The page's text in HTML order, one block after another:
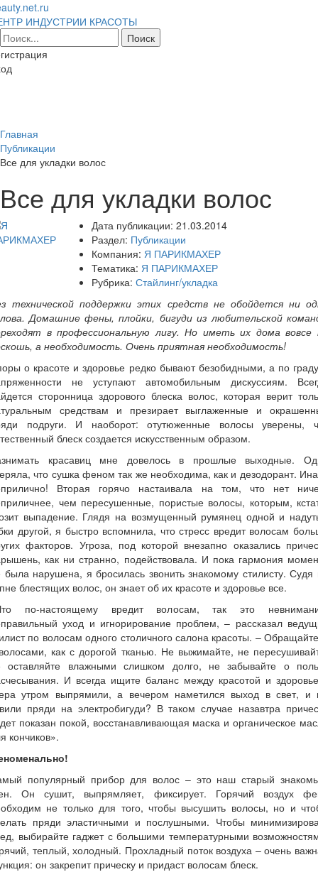
ИНДУСТРИИ КРАСОТЫ
Главная
Публикации
Все для укладки волос
Все для укладки волос
Дата публикации: 21.03.2014
Раздел: Публикации
Компания: Я ПАРИКМАХЕР
Тематика: Я ПАРИКМАХЕР
Рубрика: Стайлинг/укладка
технической поддержки этих средств не обойдется ни
Домашние фены, плойки, бигуди из любительской
в профессиональную лигу. Но иметь их дома вовсе
а необходимость. Очень приятная необходимость!
о красоте и здоровье редко бывают безобидными, а по
не уступают автомобильным дискуссиям.
сторонница здорового блеска волос, которая верит
средствам и презирает выглаженные и
подруги. И наоборот: отутюженные волосы уверены,
блеск создается искусственным образом.
красавиц мне довелось в прошлые выходные.
что сушка феном так же необходима, как и дезодорант.
Вторая горячо настаивала на том, что нет
чем пересушенные, пористые волосы, которым,
выпадение. Глядя на возмущенный румянец одной и
другой, я быстро вспомнила, что стресс вредит волосам
факторов. Угроза, под которой внезапно оказались
как ни странно, подействовала. И пока гармония
была нарушена, я бросилась звонить знакомому стилисту. Судя
блестящих волос, он знает об их красоте и здоровье все.
по-настоящему вредит волосам, так это
уход и игнорирование проблем, – рассказал
по волосам одного столичного салона красоты. –
как с дорогой тканью. Не выжимайте, не
оставляйте влажными слишком долго, не забывайте о
И всегда ищите баланс между красотой и
утром выпрямили, а вечером наметился выход в свет, и
пряди на электробигуди? В таком случае назавтра
показан покой, восстанавливающая маска и органическое
кончиков».
популярный прибор для волос – это наш старый
Он сушит, выпрямляет, фиксирует. Горячий воздух
не только для того, чтобы высушить волосы, но и
пряди эластичными и послушными. Чтобы
выбирайте гаджет с большими температурными
теплый, холодный. Прохладный поток воздуха – очень
он закрепит прическу и придаст волосам блеск.